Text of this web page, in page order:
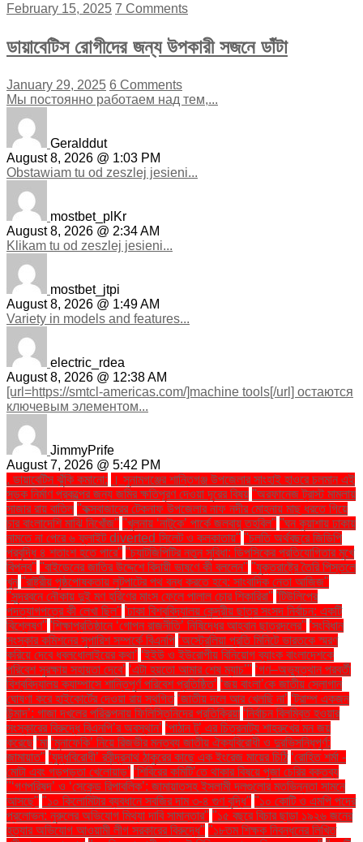
February 15, 2025 7 Comments
ডায়াবেটিস রোগীদের জন্য উপকারী সজনে ডাঁটা
January 29, 2025 6 Comments
Мы постоянно работаем над тем,...
Geralddut
August 8, 2026 @ 1:03 PM
Obstawiam tu od zeszlej jesieni...
mostbet_plKr
August 8, 2026 @ 2:34 AM
Klikam tu od zeszlej jesieni...
mostbet_jtpi
August 8, 2026 @ 1:49 AM
Variety in models and features...
electric_rdea
August 8, 2026 @ 12:38 AM
[url=https://smtcl-americas.com/]machine tools[/url] остаются
ключевым элементом...
JimmyPrife
August 7, 2026 @ 5:42 PM
. ডায়াবেটিস ঝুঁকি কমানো:
। সুনামগঞ্জের শান্তিগঞ্জ উপজেলার সাংহাই হাওরে চলমান এই
সড়ক নির্মাণ প্রকল্পের জন্য জমির ক্ষতিপূরণ দেওয়া দূরের বিষয় ''অরফানেজ ট্রাস্ট মামলায়
সাজার রায় বাতিল ''কক্সবাজারের টেকনাফ উপজেলার নাফ নদীর মোহনায় মাছ ধরতে গিয়ে
চার বাংলাদেশি মাঝি নিখোঁজ'' ''খুলনায় ‘নাটুকে’ পার্কে জলবায়ু তহবিল'' ''ঘন কুয়াশায় ঢাকায়
নামতে না পেরে ৬ ফ্লাইট diverted সিলেট ও কলকাতায়'' ''চলতি অর্থবছরে জিডিপি
প্রবৃদ্ধি ৪ শতাংশ হতে পারে'' ''চ্যাটজিপিটির নতুন সুবিধা: ডিপসিকের প্রতিযোগিতার মুখে
বিপ্লব'' ''বাইডেনের জাতির উদ্দেশে বিদায়ী ভাষণে কী বললেন'' ''যুক্তরাষ্ট্রে তৈরি পিস্তলে
খুন ''রাষ্ট্রীয় পৃষ্ঠপোষকতায় লুটপাটের পথ বন্ধ করতে হবে: সাংবাদিক নেতা আজিজ"
''সুন্দরবনে নৌকায় দুই মণ হরিণের মাংস ফেলে পালাল চোর শিকারিরা'' 'টিউলিপের
পদত্যাগপত্রে কী লেখা ছিল'' 'ঢাকা বিশ্ববিদ্যালয় কেন্দ্রীয় ছাত্র সংসদ নির্বাচন: একটি
বিশ্লেষণ'' 'শিক্ষাপ্রতিষ্ঠানে ‘গোপন রাজনীতি’ নিষিদ্ধের আহ্বান ছাত্রদলের'' 'সংবিধান
সংস্কার কমিশনের সুপারিশ সম্পর্কে বিএনপি ‘অস্ট্রেলিয়া প্রতি মিনিটে ভারতকে স্মরণ
করিয়ে দেবে ধবলধোলাইয়ের কথা’ ‘ইইউ ও ইউরোপীয় বিনিয়োগ ব্যাংক বাংলাদেশকে
পরিবেশ সুরক্ষায় সহায়তা দেবে’ ‘এটা হয়তো আমার শেষ ম্যাচ’" ‘গণ–অভ্যুত্থান পরবর্তী
বিশ্ববিদ্যালয় ক্যাম্পাসে শান্তিপূর্ণ পরিবেশ প্রতিষ্ঠিত’ ‘জয় বাংলা’কে জাতীয় স্লোগান
ঘোষণা করে হাইকোর্টের দেওয়া রায় স্থগিত ‘জাতীয় দলে আর খেলছি না’ ‘ট্রাম্প একজন
উন্মাদ’: গাজা দখলের পরিকল্পনায় ফিলিস্তিনিদের প্রতিক্রিয়া ‘নির্বাচন বিলম্বিত হওয়ার
সংস্কারের বিরুদ্ধে বিএনপি’র অবস্থান’ ‘পাঠান টু’ এর চিত্রনাট্য শাহরুখের মন জয়
করেছে ‘মা ‘মুনাফেকি’ নিয়ে রিজভীর মন্তব্য জাতীয় ঐক্যবিরোধী ও দুরভিসন্ধিপূর্ণ:
জামায়াত" ‘যুদ্ধবিরোধী’ রবীন্দ্রনাথ ঠাকুরের কাছে এক ইংরেজ মায়ের চিঠি ‘রোহিত শর্মা -
মোটা এবং গড়পড়তা খেলোয়াড়’ ‘শিবিরের কমিটি’তে থাকার বিষয়ে পূজা চেরির বক্তব্য
"‘গণপরিষদ’ ও ‘সেকেন্ড রিপাবলিক’: জামায়াতসহ ইসলামী দলগুলোর মতভিন্নতা সামনে
আসছে" "১০ কিলোমিটার ব্যবধানে সবজির দাম ৩-৪ গুণ বৃদ্ধি" "১০ কোটি ও এমপি পদের
প্রলোভন: নুরুলের অভিযোগ মিথ্যা দাবি সামান্তার" "১৫ বছরে বিচার ছাড়া ১৯২৬ জনের
হত্যার অভিযোগ আওয়ামী লীগ সরকারের বিরুদ্ধে" "১৮তম শিক্ষক নিবন্ধনের লিখিত